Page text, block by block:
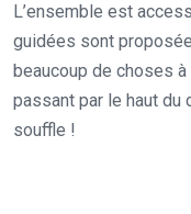
L’ensemble est
guidées sont
beaucoup de choses
passant par le haut du
souffle !